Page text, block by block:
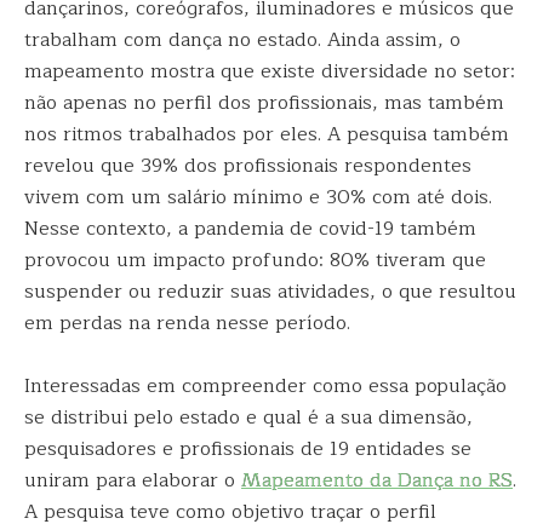
dançarinos, coreógrafos, iluminadores e músicos que
trabalham com dança no estado. Ainda assim, o
mapeamento mostra que existe diversidade no setor:
não apenas no perfil dos profissionais, mas também
nos ritmos trabalhados por eles. A pesquisa também
revelou que 39% dos profissionais respondentes
vivem com um salário mínimo e 30% com até dois.
Nesse contexto, a pandemia de covid-19 também
provocou um impacto profundo: 80% tiveram que
suspender ou reduzir suas atividades, o que resultou
em perdas na renda nesse período.
Interessadas em compreender como essa população
se distribui pelo estado e qual é a sua dimensão,
pesquisadores e profissionais de 19 entidades se
uniram para elaborar o Mapeamento da Dança no RS.
A pesquisa teve como objetivo traçar o perfil